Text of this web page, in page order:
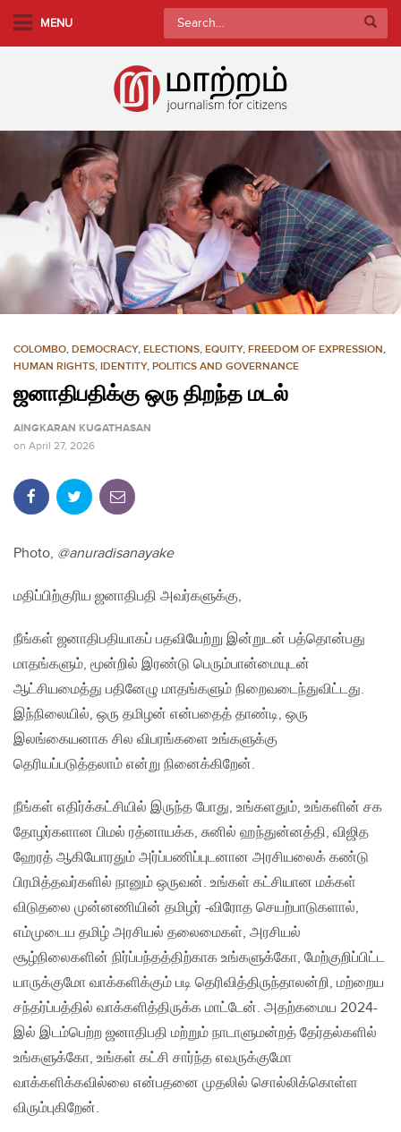
n
n
t
MENU
Search
for:
COLOMBO, DEMOCRACY, ELECTIONS, EQUITY, FREEDOM OF EXPRESSION,
HUMAN RIGHTS, IDENTITY, POLITICS AND GOVERNANCE
ஜனாதிபதிக்கு ஒரு திறந்த மடல்
AINGKARAN KUGATHASAN
on April 27, 2026
Photo, @anuradisanayake
மதிப்பிற்குரிய ஜனாதிபதி அவர்களுக்கு,
நீங்கள் ஜனாதிபதியாகப் பதவியேற்று இன்றுடன் பத்தொன்பது
மாதங்களும், மூன்றில் இரண்டு பெரும்பான்மையுடன்
ஆட்சியமைத்து பதினேழு மாதங்களும் நிறைவடைந்துவிட்டது.
இந்நிலையில், ஒரு தமிழன் என்பதைத் தாண்டி, ஒரு
இலங்கையனாக சில விபரங்களை உங்களுக்கு
தெரியப்படுத்தலாம் என்று நினைக்கிறேன்.
நீங்கள் எதிர்க்கட்சியில் இருந்த போது, உங்களதும், உங்களின் சக
தோழர்களான பிமல் ரத்னாயக்க, சுனில் ஹந்துன்னத்தி, விஜித
ஹேரத் ஆகியோரதும் அர்ப்பணிப்புடனான அரசியலைக் கண்டு
பிரமித்தவர்களில் நானும் ஒருவன். உங்கள் கட்சியான மக்கள்
விடுதலை முன்னணியின் தமிழர் -விரோத செயற்பாடுகளால்,
எம்முடைய தமிழ் அரசியல் தலைமைகள், அரசியல்
சூழ்நிலைகளின் நிர்ப்பந்தத்திற்காக உங்களுக்கோ, மேற்குறிப்பிட்ட
யாருக்குமோ வாக்களிக்கும் படி தெரிவித்திருந்தாலன்றி, மற்றைய
சந்தர்ப்பத்தில் வாக்களித்திருக்க மாட்டேன். அதற்கமைய 2024-
இல் இடம்பெற்ற ஜனாதிபதி மற்றும் நாடாளுமன்றத் தேர்தல்களில்
உங்களுக்கோ, உங்கள் கட்சி சார்ந்த எவருக்குமோ
வாக்களிக்கவில்லை என்பதனை முதலில் சொல்லிக்கொள்ள
விரும்புகிறேன்.